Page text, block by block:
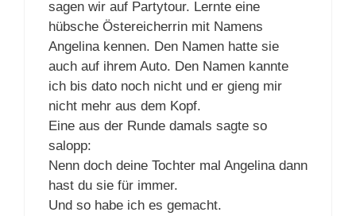
sagen wir auf Partytour. Lernte eine
hübsche Östereicherrin mit Namens
Angelina kennen. Den Namen hatte sie
auch auf ihrem Auto. Den Namen kannte
ich bis dato noch nicht und er gieng mir
nicht mehr aus dem Kopf.
Eine aus der Runde damals sagte so
salopp:
Nenn doch deine Tochter mal Angelina dann
hast du sie für immer.
Und so habe ich es gemacht.